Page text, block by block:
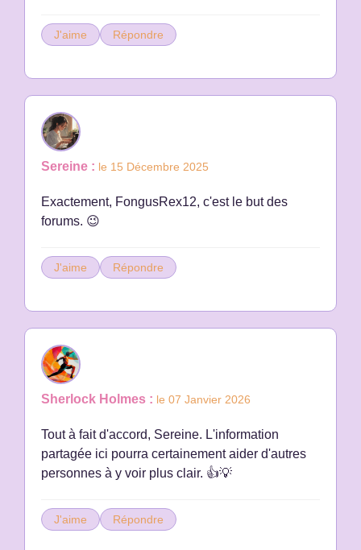
J'aime Répondre
Sereine : le 15 Décembre 2025
Exactement, FongusRex12, c'est le but des
forums. 😉
J'aime Répondre
Sherlock Holmes : le 07 Janvier 2026
Tout à fait d'accord, Sereine. L'information
partagée ici pourra certainement aider d'autres
personnes à y voir plus clair. 👍💡
J'aime Répondre